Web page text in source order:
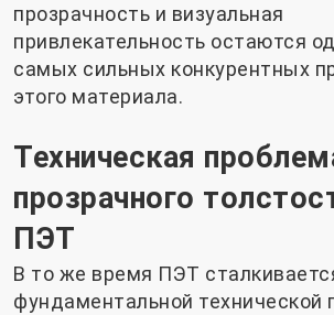
прозрачность и визуальная
привлекательность остаются
самых сильных конкурентных
этого материала.
Техническая
прозрачного
ПЭТ
В то же время ПЭТ
фундаментальной технической